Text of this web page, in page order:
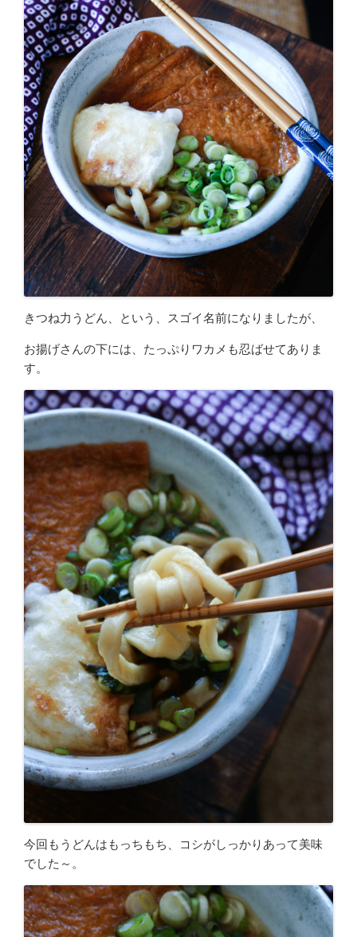
きつね力うどん、という、スゴイ名前になりましたが、
お揚げさんの下には、たっぷりワカメも忍ばせてありま
す。
今回もうどんはもっちもち、コシがしっかりあって美味
でした～。